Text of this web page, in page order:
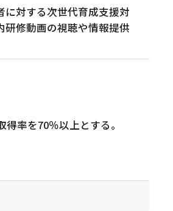
に対する次世代育成支援対
研修動画の視聴や情報提供
率を70％以上とする。